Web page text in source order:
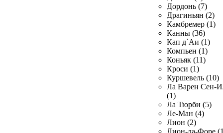
Дордонь (7)
Драгиньян (2)
Камбремер (1)
Канны (36)
Кап д`Аи (1)
Компьен (1)
Коньяк (11)
Кроси (1)
Куршевель (10)
Ла Варен Сен-
(1)
Ла Тюрби (5)
Ле-Ман (4)
Лион (2)
Лион-ла-Форе